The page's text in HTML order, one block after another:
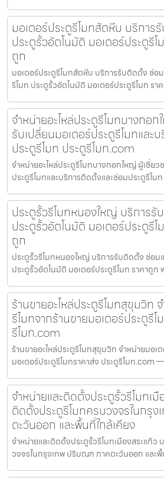
มอเตอร์ประตูรีโมทสัตหีบ บริการ
ประตูรั้วอัตโนมัติ มอเตอร์ประตูรี
ถูก
มอเตอร์ประตูรีโมทสัตหีบ บริการรับติดตั้ง ซ่อ
รีโมท ประตูรั้วอัตโนมัติ มอเตอร์ประตูรีโมท รา
จำหน่ายอะไหล่ประตูรีโมทบางกอ
รับเปลี่ยนมอเตอร์ประตูรีโมทและ
ประตูรีโมท ประตูรีโมท.com
จำหน่ายอะไหล่ประตูรีโมทบางกอกใหญ่ ผู้เชี่ย
ประตูรีโมทและบริการติดตั้งและซ่อมประตูรีโม
ประตูรั้วรีโมทหนองใหญ่ บริการรั
ประตูรั้วอัตโนมัติ มอเตอร์ประตูรี
ถูก
ประตูรั้วรีโมทหนองใหญ่ บริการรับติดตั้ง ซ่อม
ประตูรั้วอัตโนมัติ มอเตอร์ประตูรีโมท ราคาถูก
ร้านขายอะไหล่ประตูรีโมทสุขุมวิท
รีโมทจากร้านขายมอเตอร์ประตูรีโ
รีโมท.com
ร้านขายอะไหล่ประตูรีโมทสุขุมวิท จำหน่ายมอเ
มอเตอร์ประตูรีโมทราคาส่ง ประตูรีโมท.com
จำหน่ายและติดตั้งประตูรั้วรีโมทเ
ติดตั้งประตูรีโมทครบวงจรในกรุ
ตะวันออก และพื้นที่ใกล้เคียง
จำหน่ายและติดตั้งประตูรั้วรีโมทเมืองสระแก้ว
วงจรในกรุงเทพ ปริมณฑ ภาคตะวันออก และพื้